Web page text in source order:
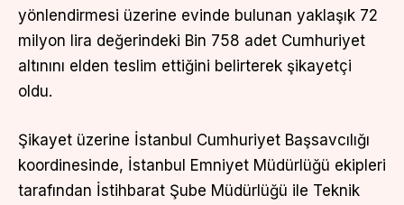
yönlendirmesi üzerine evinde bulunan yaklaşık 72
milyon lira değerindeki Bin 758 adet Cumhuriyet
altınını elden teslim ettiğini belirterek şikayetçi
oldu.
Şikayet üzerine İstanbul Cumhuriyet Başsavcılığı
koordinesinde, İstanbul Emniyet Müdürlüğü ekipleri
tarafından İstihbarat Şube Müdürlüğü ile Teknik